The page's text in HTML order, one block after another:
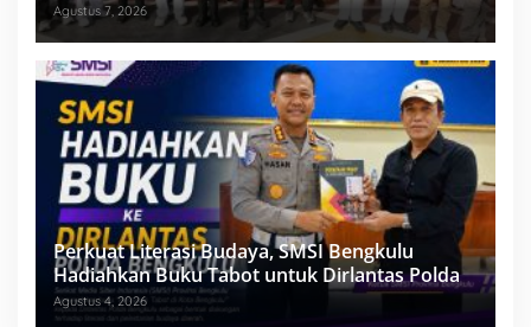
Agustus 7, 2026
Perkuat Literasi Budaya, SMSI Bengkulu
Hadiahkan Buku Tabot untuk Dirlantas Polda
Agustus 4, 2026